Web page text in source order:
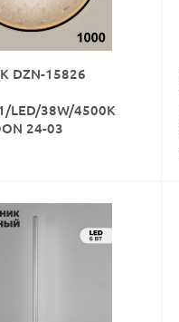
DZN-15826
LED/38W/4500K
24-03
КУПИТЬ